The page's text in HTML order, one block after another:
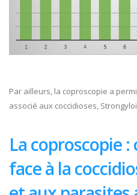
Par ailleurs, la coproscopie a
associé aux coccidioses,
La coproscopie
face à la